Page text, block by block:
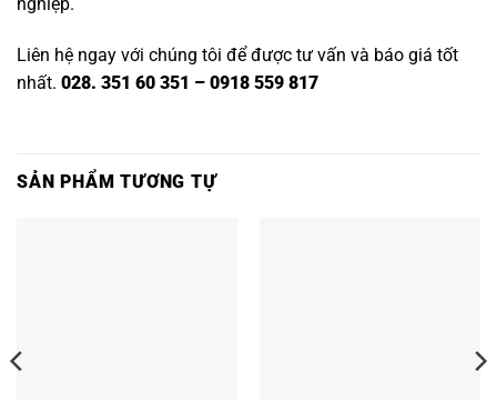
Liên hệ ngay với chúng tôi để được tư vấn và báo giá tốt
nhất. 028. 351 60 351 – 0918 559 817
SẢN PHẨM TƯƠNG TỰ